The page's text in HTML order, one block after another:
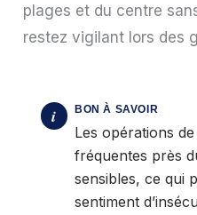
plages et du centre
restez vigilant lors des
Les opérations
fréquentes près
sensibles, ce qui
sentiment